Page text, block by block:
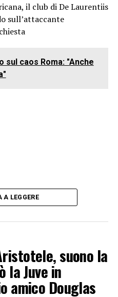
il club di De Laurentiis
sull’attaccante
sul caos Roma: "Anche
A LEGGERE
suono la
Juve in
amico Douglas